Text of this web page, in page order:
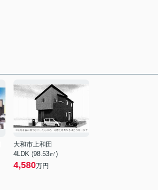
大和市上和田
4LDK (98.53㎡)
4,580万円